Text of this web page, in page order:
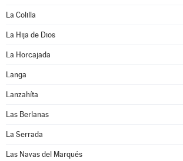
La Colilla
La Hija de Dios
La Horcajada
Langa
Lanzahíta
Las Berlanas
La Serrada
Las Navas del Marqués